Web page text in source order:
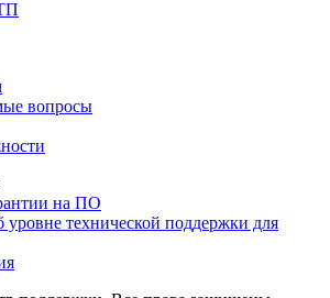
вопросы
на ПО
уровне технической поддержки для